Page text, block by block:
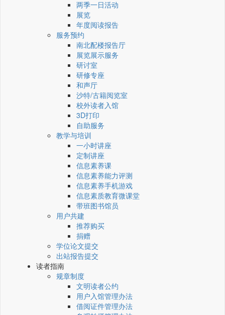
两季一日活动
展览
年度阅读报告
服务预约
南北配楼报告厅
展览展示服务
研讨室
研修专座
和声厅
沙特/古籍阅览室
校外读者入馆
3D打印
自助服务
教学与培训
一小时讲座
定制讲座
信息素养课
信息素养能力评测
信息素养手机游戏
信息素质教育微课堂
带班图书馆员
用户共建
推荐购买
捐赠
学位论文提交
出站报告提交
读者指南
规章制度
文明读者公约
用户入馆管理办法
借阅证件管理办法